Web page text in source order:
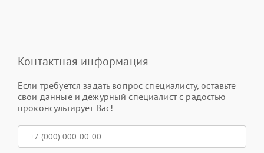
Контактная информация
Если требуется задать вопрос специалисту, оставьте
свои данные и дежурный специалист с радостью
проконсультирует Вас!